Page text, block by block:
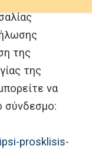
της
της
να
σύνδεσμο:
prosklisis-